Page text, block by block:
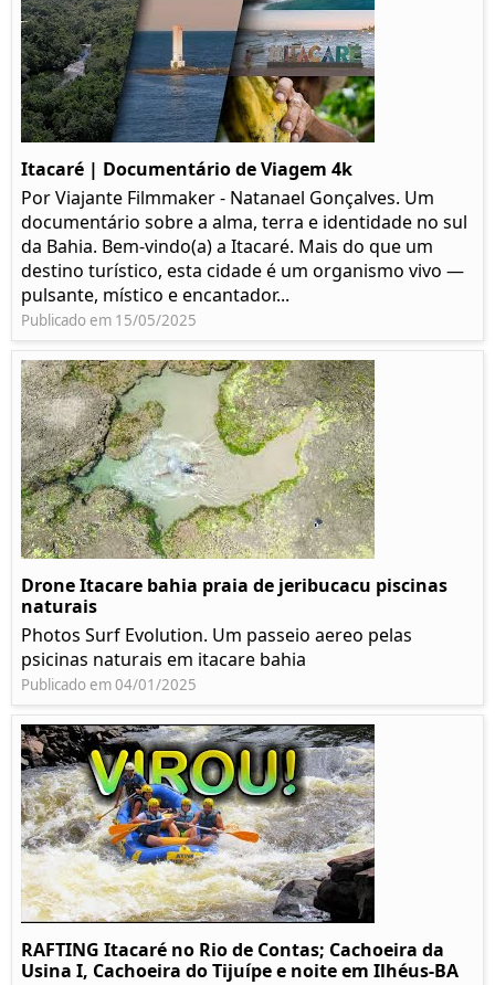
Itacaré | Documentário de Viagem 4k
Por Viajante Filmmaker - Natanael Gonçalves. Um
documentário sobre a alma, terra e identidade no sul
da Bahia. Bem-vindo(a) a Itacaré. Mais do que um
destino turístico, esta cidade é um organismo vivo —
pulsante, místico e encantador...
Publicado em 15/05/2025
Drone Itacare bahia praia de jeribucacu piscinas
naturais
Photos Surf Evolution. Um passeio aereo pelas
psicinas naturais em itacare bahia
Publicado em 04/01/2025
RAFTING Itacaré no Rio de Contas; Cachoeira da
Usina I, Cachoeira do Tijuípe e noite em Ilhéus-BA